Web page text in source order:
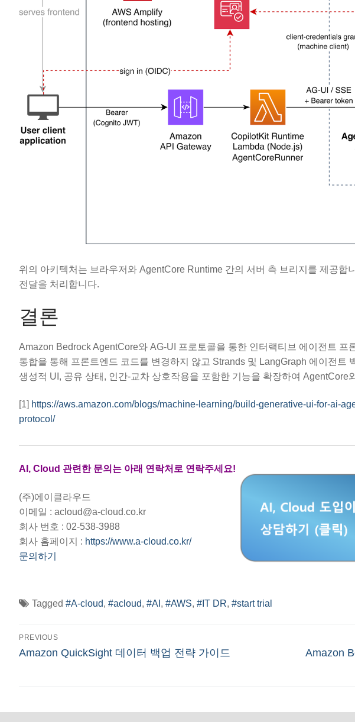
위의 아키텍처는 브라우저와 AgentCore Runtime 간의 서버 측 브리지를 제공합
전달을 처리합니다.
결론
Amazon Bedrock AgentCore와 AG-UI 프로토콜을 통한 인터랙티브 에이전트
통합을 통해 프론트엔드 코드를 변경하지 않고 Strands 및 LangGraph 에이전트
생성적 UI, 공유 상태, 인간-교차 상호작용을 포함한 기능을 확장하여 AgentCore
[1]
https://aws.amazon.com/blogs/machine-learning/build-generative-ui-for-ai-
protocol/
AI, Cloud 관련한 문의는 아래 연락처로 연락주세요!
(주)에이클라우드
이메일 : acloud@a-cloud.co.kr
회사 번호 : 02-538-3988
회사 홈페이지 : https://www.a-cloud.co.kr/
문의하기
Tagged #A-cloud, #acloud, #AI , #AWS, #IT DR, #start trial
글
탐
PREVIOUS
Previous
Amazon QuickSight 데이터 백업 전략 가이드
Next
Amazon